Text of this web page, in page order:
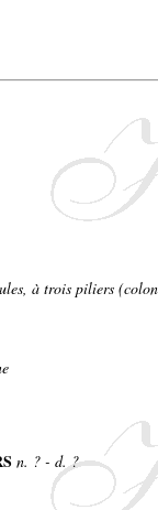
à trois piliers
n. ? - d. ?